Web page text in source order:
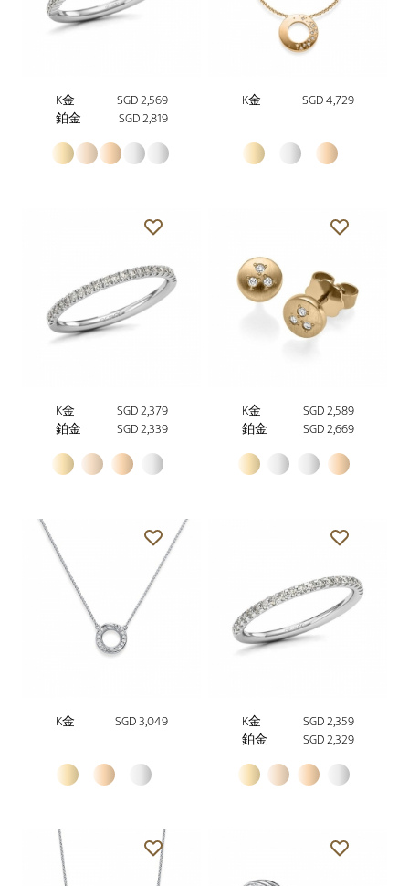
K金
SGD 2,569
鉑金
SGD 2,819
K金 SGD 4,729
K金
SGD 2,379
鉑金
SGD 2,339
K金
SGD 2,589
鉑金
SGD 2,669
K金 SGD 3,049 K金
SGD 2,359
鉑金
SGD 2,329